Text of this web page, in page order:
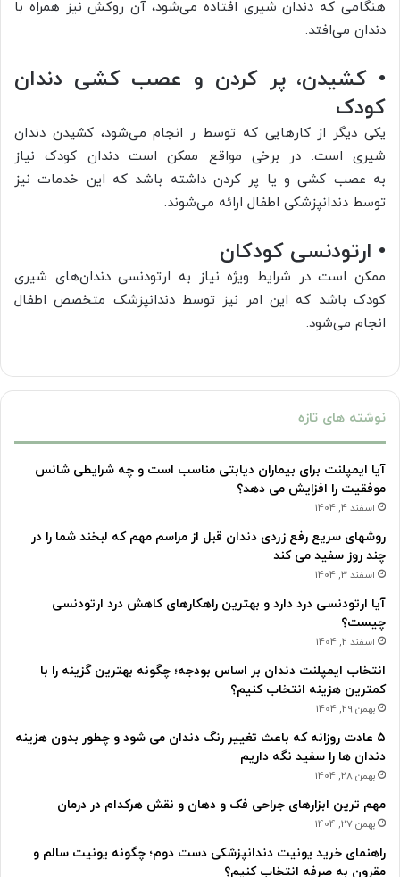
هنگامی که دندان شیری افتاده می‌شود، آن روکش نیز همراه با
دندان می‌افتد.
• کشیدن، پر کردن و عصب کشی دندان
کودک
یکی دیگر از کارهایی که توسط ر انجام می‌شود، کشیدن دندان
شیری است. در برخی مواقع ممکن است دندان کودک نیاز
به عصب کشی و یا پر کردن داشته باشد که این خدمات نیز
توسط دندانپزشکی اطفال ارائه می‌شوند.
• ارتودنسی کودکان
ممکن است در شرایط ویژه نیاز به ارتودنسی دندان‌های شیری
کودک باشد که این امر نیز توسط دندانپزشک متخصص اطفال
انجام می‌شود.
نوشته های تازه
آیا ایمپلنت برای بیماران دیابتی مناسب است و چه شرایطی شانس
موفقیت را افزایش می دهد؟
اسفند 4, 1404
روشهای سریع رفع زردی دندان قبل از مراسم مهم که لبخند شما را در
چند روز سفید می کند
اسفند 3, 1404
آیا ارتودنسی درد دارد و بهترین راهکارهای کاهش درد ارتودنسی
چیست؟
اسفند 2, 1404
انتخاب ایمپلنت دندان بر اساس بودجه؛ چگونه بهترین گزینه را با
کمترین هزینه انتخاب کنیم؟
بهمن 29, 1404
۵ عادت روزانه که باعث تغییر رنگ دندان می شود و چطور بدون هزینه
دندان ها را سفید نگه داریم
بهمن 28, 1404
مهم ترین ابزارهای جراحی فک و دهان و نقش هرکدام در درمان
بهمن 27, 1404
راهنمای خرید یونیت دندانپزشکی دست دوم؛ چگونه یونیت سالم و
مقرون به صرفه انتخاب کنیم؟